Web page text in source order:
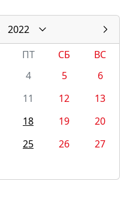
2022
ПТ СБ
ВС
4 5
6
11 12
13
18 19
20
25 26
27